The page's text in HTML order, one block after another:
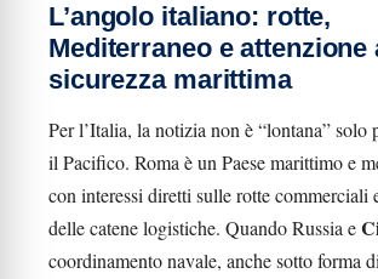
L’angolo italiano: rotte,
Mediterraneo e attenzione
sicurezza marittima
Per l’Italia, la notizia non è “lontana” solo
il Pacifico. Roma è un Paese marittimo e
con interessi diretti sulle rotte commerciali
delle catene logistiche. Quando Russia e
coordinamento navale, anche sotto forma